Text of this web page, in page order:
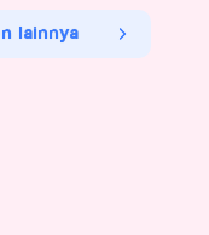
lainnya